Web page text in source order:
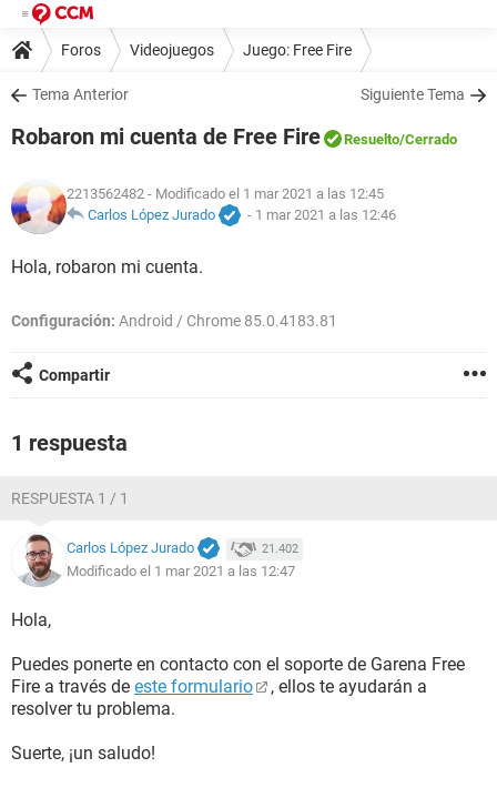
Foros Videojuegos Juego: Free Fire
Tema Anterior Siguiente Tema
Robaron mi cuenta de Free Fire Resuelto/Cerrado
2213562482 - Modificado el 1 mar 2021 a las 12:45
Carlos López Jurado
- 1 mar 2021 a las 12:46
Hola, robaron mi cuenta.
Configuración: Android / Chrome 85.0.4183.81
Compartir
1 respuesta
RESPUESTA 1 / 1
Carlos López Jurado 21.402
Modificado el 1 mar 2021 a las 12:47
Hola,
Puedes ponerte en contacto con el soporte de Garena Free
Fire a través de este formulario
, ellos te ayudarán a
resolver tu problema.
Suerte, ¡un saludo!